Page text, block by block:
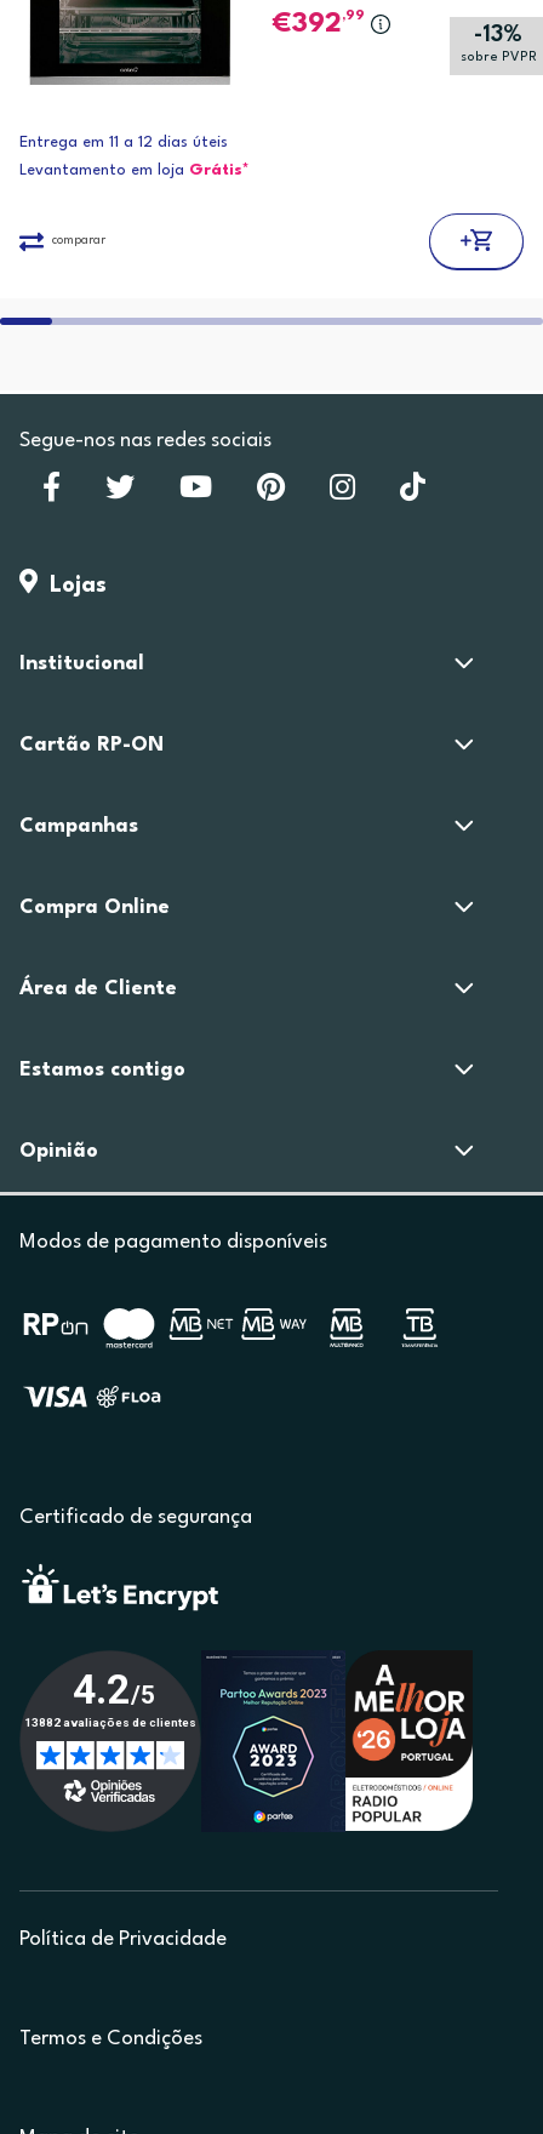
-13%
sobre PVPR
392,99
Entrega em 11 a 12 dias úteis
Levantamento em loja Grátis*
comparar
Segue-nos nas redes sociais
Lojas
Institucional
Cartão RP-ON
Campanhas
Compra Online
Área de Cliente
Estamos contigo
Opinião
Modos de pagamento disponíveis
Certificado de segurança
Política de Privacidade
Termos e Condições